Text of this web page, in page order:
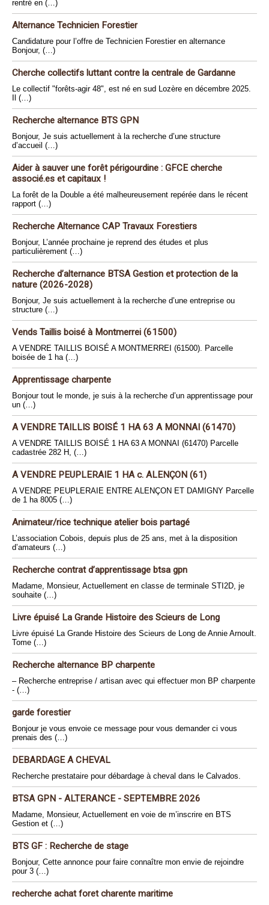
rentré en (…)
Alternance Technicien Forestier
Candidature pour l’offre de Technicien Forestier en alternance
Bonjour, (…)
Cherche collectifs luttant contre la centrale de Gardanne
Le collectif "forêts-agir 48", est né en sud Lozère en décembre 2025.
Il (…)
Recherche alternance BTS GPN
Bonjour, Je suis actuellement à la recherche d’une structure
d’accueil (…)
Aider à sauver une forêt périgourdine : GFCE cherche
associé.es et capitaux !
La forêt de la Double a été malheureusement repérée dans le récent
rapport (…)
Recherche Alternance CAP Travaux Forestiers
Bonjour, L’année prochaine je reprend des études et plus
particulièrement (…)
Recherche d’alternance BTSA Gestion et protection de la
nature (2026-2028)
Bonjour, Je suis actuellement à la recherche d’une entreprise ou
structure (…)
Vends Taillis boisé à Montmerrei (61500)
A VENDRE TAILLIS BOISÉ A MONTMERREI (61500). Parcelle
boisée de 1 ha (…)
Apprentissage charpente
Bonjour tout le monde, je suis à la recherche d’un apprentissage pour
un (…)
A VENDRE TAILLIS BOISÉ 1 HA 63 A MONNAI (61470)
A VENDRE TAILLIS BOISÉ 1 HA 63 A MONNAI (61470) Parcelle
cadastrée 282 H, (…)
A VENDRE PEUPLERAIE 1 HA c. ALENÇON (61)
A VENDRE PEUPLERAIE ENTRE ALENÇON ET DAMIGNY Parcelle
de 1 ha 8005 (…)
Animateur/rice technique atelier bois partagé
L’association Cobois, depuis plus de 25 ans, met à la disposition
d’amateurs (…)
Recherche contrat d’apprentissage btsa gpn
Madame, Monsieur, Actuellement en classe de terminale STI2D, je
souhaite (…)
Livre épuisé La Grande Histoire des Scieurs de Long
Livre épuisé La Grande Histoire des Scieurs de Long de Annie Arnoult.
Tome (…)
Recherche alternance BP charpente
– Recherche entreprise / artisan avec qui effectuer mon BP charpente
- (…)
garde forestier
Bonjour je vous envoie ce message pour vous demander ci vous
prenais des (…)
DEBARDAGE A CHEVAL
Recherche prestataire pour débardage à cheval dans le Calvados.
BTSA GPN - ALTERANCE - SEPTEMBRE 2026
Madame, Monsieur, Actuellement en voie de m’inscrire en BTS
Gestion et (…)
BTS GF : Recherche de stage
Bonjour, Cette annonce pour faire connaître mon envie de rejoindre
pour 3 (…)
recherche achat foret charente maritime